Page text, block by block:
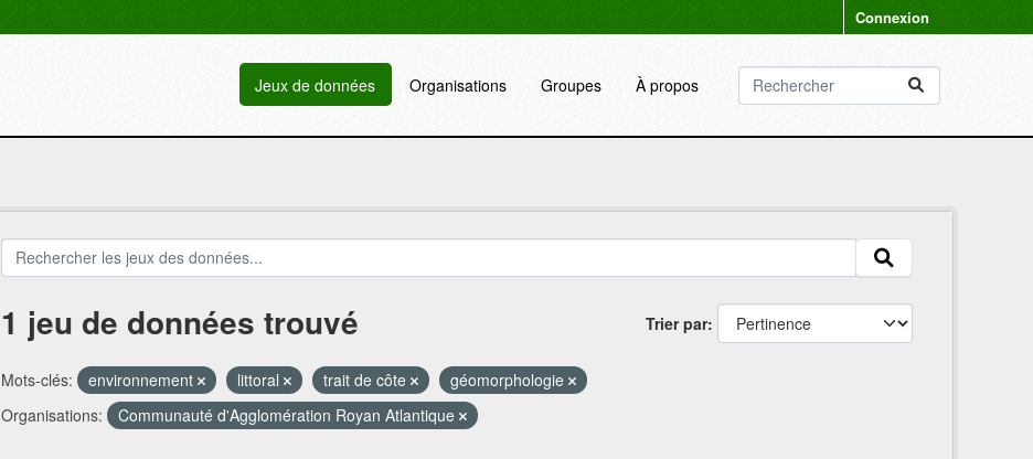
Connexion
Jeux de données Organisations Groupes À propos
Trier par
1 jeu de données trouvé
Mots-clés: environnement littoral trait de côte
géomorphologie
Organisations:
Communauté d'Agglomération Royan Atlantique